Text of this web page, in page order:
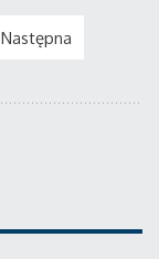
Następna